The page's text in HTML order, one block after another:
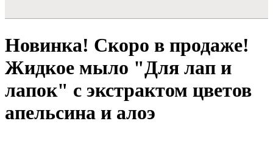
Новинка! Скоро в продаже!
Жидкое мыло "Для лап и
лапок" с экстрактом цветов
апельсина и алоэ